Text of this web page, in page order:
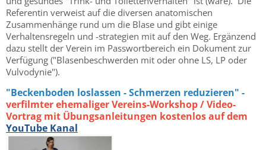
Referentin verweist auf die diversen anatomischen
Zusammenhänge rund um die Blase und gibt einige
Verhaltensregeln und -strategien mit auf den Weg. Ergänzend
dazu stellt der Verein im Passwortbereich ein Dokument zur
Verfügung ("Blasenbeschwerden mit oder ohne LS, LP oder
Vulvodynie").
"Beckenboden loslassen - Schmerzen reduzieren" -
verfilmter ehemaliger Vereins-Workshop / Video-
Vortrag mit Übungsanleitungen kostenlos auf dem
YouTube Kanal